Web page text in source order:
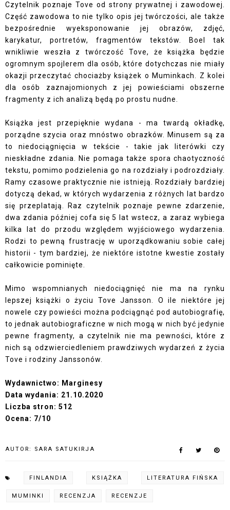
Czytelnik poznaje Tove od strony prywatnej i zawodowej.
Część zawodowa to nie tylko opis jej twórczości, ale także
bezpośrednie wyeksponowanie jej obrazów, zdjęć,
karykatur, portretów, fragmentów tekstów. Boel tak
wnikliwie weszła z twórczość Tove, że książka będzie
ogromnym spojlerem dla osób, które dotychczas nie miały
okazji przeczytać chociażby książek o Muminkach. Z kolei
dla osób zaznajomionych z jej powieściami obszerne
fragmenty z ich analizą będą po prostu nudne.
Książka jest przepięknie wydana - ma twardą okładkę,
porządne szycia oraz mnóstwo obrazków. Minusem są za
to niedociągnięcia w tekście - takie jak literówki czy
nieskładne zdania. Nie pomaga także spora chaotyczność
tekstu, pomimo podzielenia go na rozdziały i podrozdziały.
Ramy czasowe praktycznie nie istnieją. Rozdziały bardziej
dotyczą dekad, w których wydarzenia z różnych lat bardzo
się przeplatają. Raz czytelnik poznaje pewne zdarzenie,
dwa zdania później cofa się 5 lat wstecz, a zaraz wybiega
kilka lat do przodu względem wyjściowego wydarzenia.
Rodzi to pewną frustrację w uporządkowaniu sobie całej
historii - tym bardziej, że niektóre istotne kwestie zostały
całkowicie pominięte.
Mimo wspomnianych niedociągnięć nie ma na rynku
lepszej książki o życiu Tove Jansson. O ile niektóre jej
nowele czy powieści można podciągnąć pod autobiografię,
to jednak autobiograficzne w nich mogą w nich być jedynie
pewne fragmenty, a czytelnik nie ma pewności, które z
nich są odzwierciedleniem prawdziwych wydarzeń z życia
Tove i rodziny Janssonów.
Wydawnictwo: Marginesy
Data wydania: 21.10.2020
Liczba stron: 512
Ocena: 7/10
AUTOR: SARA SATUKIRJA
FINLANDIA KSIĄŻKA LITERATURA FIŃSKA
MUMINKI RECENZJA RECENZJE